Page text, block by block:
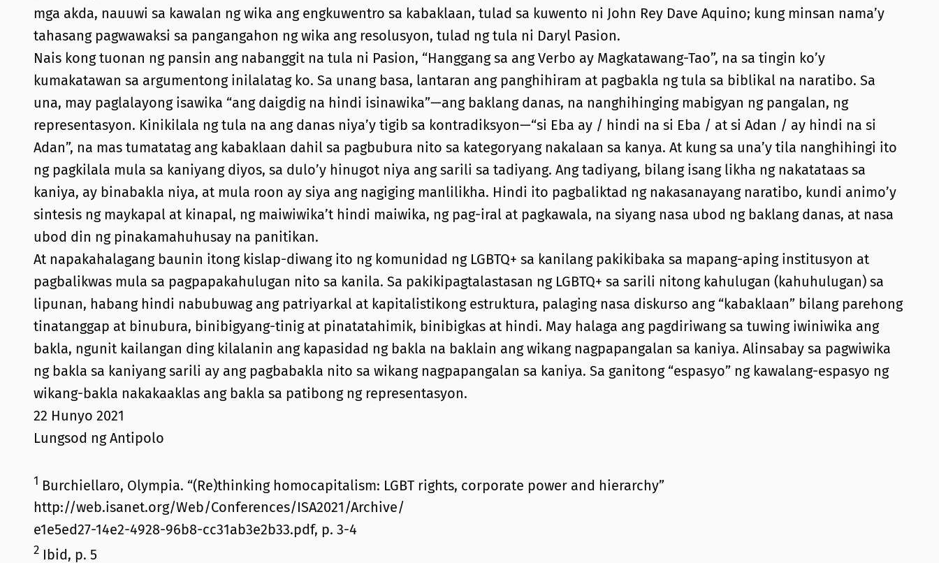
mga akda, nauuwi sa kawalan ng wika ang engkuwentro sa kabaklaan, tulad sa kuwento ni John Rey Dave Aquino; kung minsan nama’y
tahasang pagwawaksi sa pangangahon ng wika ang resolusyon, tulad ng tula ni Daryl Pasion.
Nais kong tuonan ng pansin ang nabanggit na tula ni Pasion, “Hanggang sa ang Verbo ay Magkatawang-Tao”, na sa tingin ko’y
kumakatawan sa argumentong inilalatag ko. Sa unang basa, lantaran ang panghihiram at pagbakla ng tula sa biblikal na naratibo. Sa
una, may paglalayong isawika “ang daigdig na hindi isinawika”—ang baklang danas, na nanghihinging mabigyan ng pangalan, ng
representasyon. Kinikilala ng tula na ang danas niya’y tigib sa kontradiksyon—“si Eba ay / hindi na si Eba / at si Adan / ay hindi na si
Adan”, na mas tumatatag ang kabaklaan dahil sa pagbubura nito sa kategoryang nakalaan sa kanya. At kung sa una’y tila nanghihingi ito
ng pagkilala mula sa kaniyang diyos, sa dulo’y hinugot niya ang sarili sa tadiyang. Ang tadiyang, bilang isang likha ng nakatataas sa
kaniya, ay binabakla niya, at mula roon ay siya ang nagiging manlilikha. Hindi ito pagbaliktad ng nakasanayang naratibo, kundi animo’y
sintesis ng maykapal at kinapal, ng maiwiwika’t hindi maiwika, ng pag-iral at pagkawala, na siyang nasa ubod ng baklang danas, at nasa
ubod din ng pinakamahuhusay na panitikan.
At napakahalagang baunin itong kislap-diwang ito ng komunidad ng LGBTQ+ sa kanilang pakikibaka sa mapang-aping institusyon at
pagbalikwas mula sa pagpapakahulugan nito sa kanila. Sa pakikipagtalastasan ng LGBTQ+ sa sarili nitong kahulugan (kahuhulugan) sa
lipunan, habang hindi nabubuwag ang patriyarkal at kapitalistikong estruktura, palaging nasa diskurso ang “kabaklaan” bilang parehong
tinatanggap at binubura, binibigyang-tinig at pinatatahimik, binibigkas at hindi. May halaga ang pagdiriwang sa tuwing iwiniwika ang
bakla, ngunit kailangan ding kilalanin ang kapasidad ng bakla na baklain ang wikang nagpapangalan sa kaniya. Alinsabay sa pagwiwika
ng bakla sa kaniyang sarili ay ang pagbabakla nito sa wikang nagpapangalan sa kaniya. Sa ganitong “espasyo” ng kawalang-espasyo ng
wikang-bakla nakakaaklas ang bakla sa patibong ng representasyon.
22 Hunyo 2021
Lungsod ng Antipolo
1 Burchiellaro, Olympia. “(Re)thinking homocapitalism: LGBT rights, corporate power and hierarchy”
http://web.isanet.org/Web/Conferences/ISA2021/Archive/
e1e5ed27-14e2-4928-96b8-cc31ab3e2b33.pdf, p. 3-4
2 Ibid, p. 5